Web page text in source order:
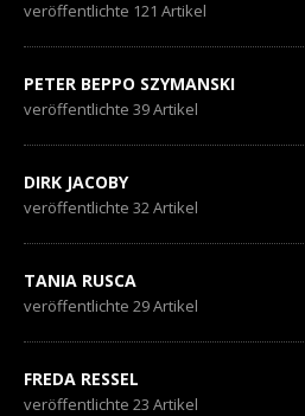
veröffentlichte 121 Artikel
PETER BEPPO SZYMANSKI
veröffentlichte 39 Artikel
DIRK JACOBY
veröffentlichte 32 Artikel
TANIA RUSCA
veröffentlichte 29 Artikel
FREDA RESSEL
veröffentlichte 23 Artikel